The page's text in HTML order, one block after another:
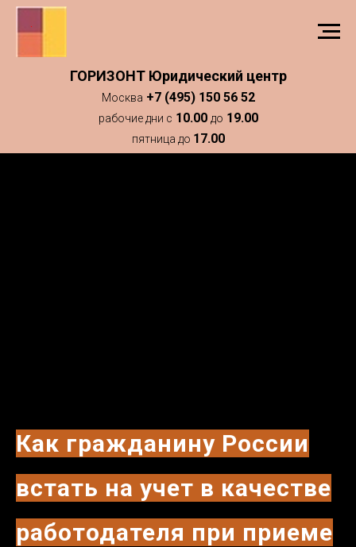
ГОРИЗОНТ Юридический центр
Москва +7 (495) 150 56 52
рабочие дни с 10.00 до 19.00
пятница до 17.00
Как гражданину России
встать на учет в качестве
работодателя при приеме